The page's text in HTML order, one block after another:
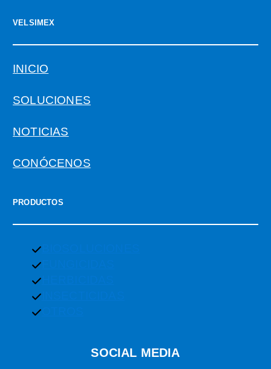
VELSIMEX
INICIO
SOLUCIONES
NOTICIAS
CONÓCENOS
PRODUCTOS
SOCIAL MEDIA